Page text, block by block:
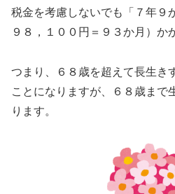
税金を考慮しないでも「７年９
９８，１００円＝９３か月）か
つまり、６８歳を超えて長生き
ことになりますが、６８歳まで
ります。